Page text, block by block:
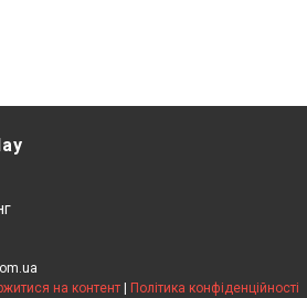
на контент | Політика конфіденційності